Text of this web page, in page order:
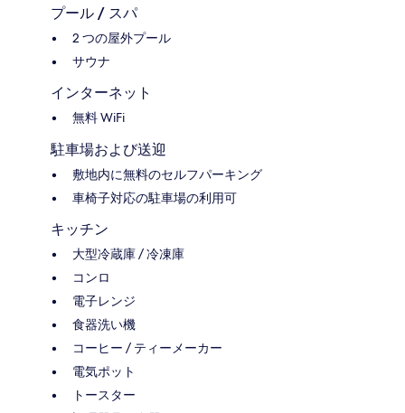
プール / スパ
2 つの屋外プール
サウナ
インターネット
無料 WiFi
駐車場および送迎
敷地内に無料のセルフパーキング
車椅子対応の駐車場の利用可
キッチン
大型冷蔵庫 / 冷凍庫
コンロ
電子レンジ
食器洗い機
コーヒー / ティーメーカー
電気ポット
トースター